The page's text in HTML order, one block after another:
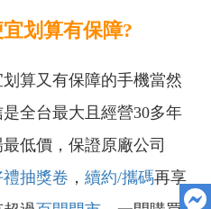
划算有保障?
算又有保障的手機當然
是全台最大且經營30多年
低價，保證原廠公司
禮抽獎卷 ， 續約/攜碼再享